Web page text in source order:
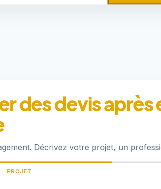
des devis
Décrivez votre projet, un
PROJET